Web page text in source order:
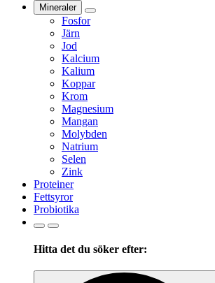
Mineraler
Fosfor
Järn
Jod
Kalcium
Kalium
Koppar
Krom
Magnesium
Mangan
Molybden
Natrium
Selen
Zink
Proteiner
Fettsyror
Probiotika
Hitta det du söker efter: